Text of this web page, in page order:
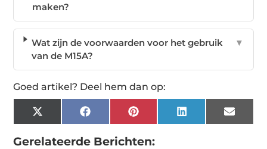
maken?
Wat zijn de voorwaarden voor het gebruik
van de M15A?
▼
Goed artikel? Deel hem dan op:
X
(Twitter)
FacebookPinterest LinkedIn Email
Gerelateerde Berichten: